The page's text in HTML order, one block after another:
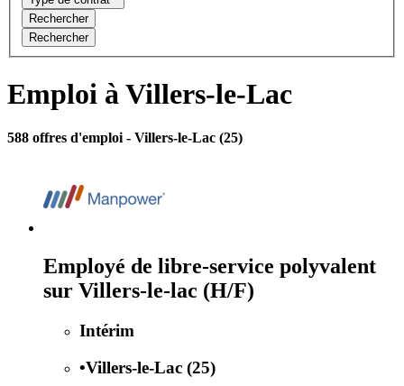
Rechercher
Rechercher
Emploi à Villers-le-Lac
588 offres d'emploi - Villers-le-Lac (25)
Employé de libre-service polyvalent
sur Villers-le-lac (H/F)
Intérim
•Villers-le-Lac (25)